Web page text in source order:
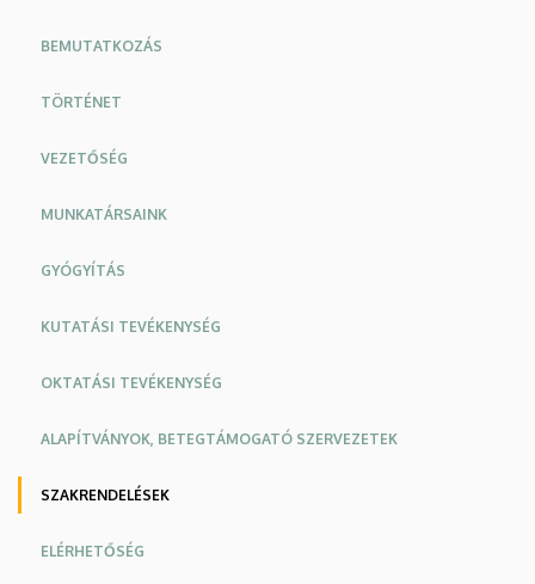
Oldalmenü
BEMUTATKOZÁS
TÖRTÉNET
VEZETŐSÉG
MUNKATÁRSAINK
GYÓGYÍTÁS
KUTATÁSI TEVÉKENYSÉG
OKTATÁSI TEVÉKENYSÉG
ALAPÍTVÁNYOK, BETEGTÁMOGATÓ SZERVEZETEK
SZAKRENDELÉSEK
ELÉRHETŐSÉG